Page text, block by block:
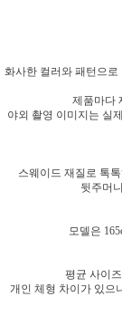
화사한 컬러와 패턴으
제품마다
야외 촬영 이미지는 실
스웨이드 재질로 톡
뒷주머
모델은
평균 사이
개인 체형 차이가 있으